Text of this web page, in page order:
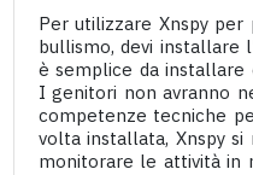
Per utilizzare Xnspy
bullismo, devi installare
è semplice da installare
I genitori non avranno
competenze tecniche
volta installata, Xnspy
monitorare le attività in